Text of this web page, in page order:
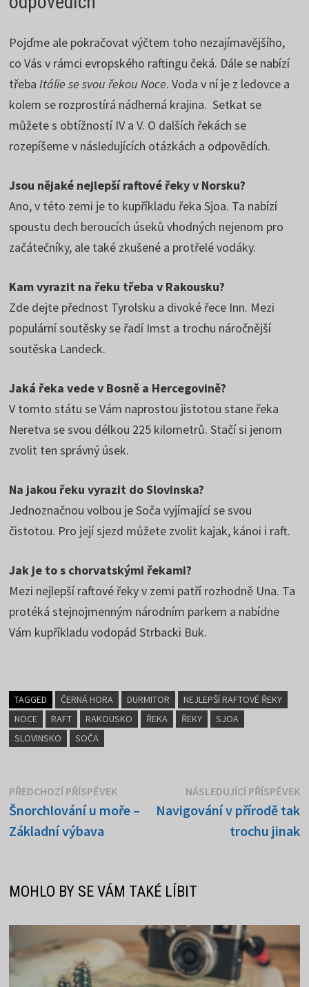
Pojďme ale pokračovat výčtem toho nezajímavějšího,
co Vás v rámci evropského raftingu čeká. Dále se nabízí
třebaItálie se svou řekou Noce. Voda v ní je z ledovce a
kolem se rozprostírá nádherná krajina. Setkat se
můžete s obtížností IV a V. O dalších řekách se
rozepíšeme v následujících otázkách a odpovědích.
Jsou nějaké nejlepší raftové řeky v Norsku?
Ano, v této zemi je to kupříkladu řeka Sjoa. Ta nabízí
spoustu dech beroucích úseků vhodných nejenom pro
začátečníky, ale také zkušené a protřelé vodáky.
Kam vyrazit na řeku třeba v Rakousku?
Zde dejte přednost Tyrolsku a divoké řece Inn. Mezi
populární soutěsky se řadí Imst a trochu náročnější
soutěska Landeck.
Jaká řeka vede v Bosně a Hercegovině?
V tomto státu se Vám naprostou jistotou stane řeka
Neretva se svou délkou 225 kilometrů. Stačí si jenom
zvolit ten správný úsek.
Na jakou řeku vyrazit do Slovinska?
Jednoznačnou volbou je Soča vyjímající se svou
čistotou. Pro její sjezd můžete zvolit kajak, kánoi i raft.
Jak je to s chorvatskými řekami?
Mezi nejlepší raftové řeky v zemi patří rozhodně Una. Ta
protéká stejnojmenným národním parkem a nabídne
Vám kupříkladu vodopád Strbacki Buk.
TAGGED ČERNÁ HORA DURMITOR
NEJLEPŠÍ RAFTOVÉ ŘEKY
NOCE
RAFT RAKOUSKO ŘEKA ŘEKY
SJOA
SLOVINSKO
SOČA
Navigace
pro
příspěvek
PŘEDCHOZÍ PŘÍSPĚVEK
příspěvek:
Šnorchlování u moře –
Základní výbava
NÁSLEDUJÍCÍ PŘÍSPĚVEK
Navigování v přírodě tak
trochu jinak
MOHLO BY SE VÁM TAKÉ LÍBIT